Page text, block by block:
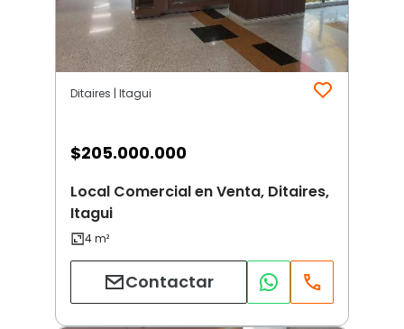
Ditaires | Itagui
$205.000.000
Local Comercial en Venta, Ditaires,
Itagui
Contactar